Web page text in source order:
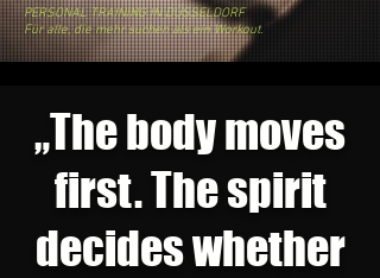
PERSONAL TRAINING IN DÜSSELDORF
Für alle, die mehr suchen als ein Workout.
„The body moves
first. The spirit
decides whether